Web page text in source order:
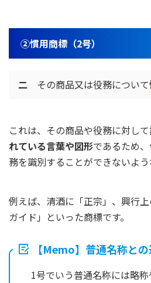
②慣用商標（2号）
二 その商品又は役務について
これは、その商品や役務に対して
れている言葉や図形であるため
務を識別することができないよう
例えば、清酒に「正宗」、興行
ガイド」といった商標です。
【Memo】普通名称と
1号でいう普通名称には略